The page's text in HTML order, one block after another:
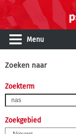
Menu
Zoeken naar
Zoekterm
Zoekgebied